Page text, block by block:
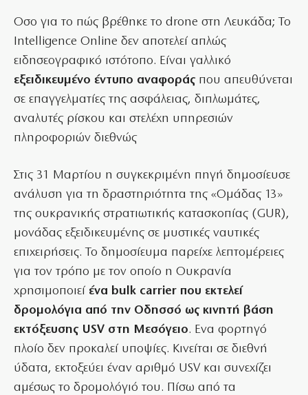
Οσο για το πώς βρέθηκε το drone στη Λευκάδα; Το
Intelligence Online δεν αποτελεί απλώς
ειδησεογραφικό ιστότοπο. Είναι γαλλικό
εξειδικευμένο έντυπο αναφοράς που απευθύνεται
σε επαγγελματίες της ασφάλειας, διπλωμάτες,
αναλυτές ρίσκου και στελέχη υπηρεσιών
πληροφοριών διεθνώς
Στις 31 Μαρτίου η συγκεκριμένη πηγή δημοσίευσε
ανάλυση για τη δραστηριότητα της «Ομάδας 13»
της ουκρανικής στρατιωτικής κατασκοπίας (GUR),
μονάδας εξειδικευμένης σε μυστικές ναυτικές
επιχειρήσεις. Το δημοσίευμα παρείχε λεπτομέρειες
για τον τρόπο με τον οποίο η Ουκρανία
χρησιμοποιεί ένα bulk carrier που εκτελεί
δρομολόγια από την Οδησσό ως κινητή βάση
εκτόξευσης USV στη Μεσόγειο. Ενα φορτηγό
πλοίο δεν προκαλεί υποψίες. Κινείται σε διεθνή
ύδατα, εκτοξεύει έναν αριθμό USV και συνεχίζει
αμέσως το δρομολόγιό του. Πίσω από τα